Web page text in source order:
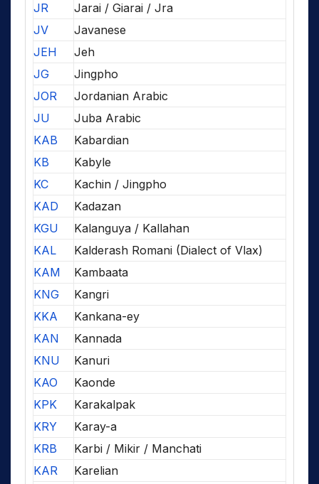
JR
Jarai / Giarai / Jra
JV
Javanese
JEH
Jeh
JG
Jingpho
JOR
Jordanian Arabic
JU
Juba Arabic
KAB
Kabardian
KB
Kabyle
KC
Kachin / Jingpho
KAD
Kadazan
KGU
Kalanguya / Kallahan
KAL
Kalderash Romani (Dialect of Vlax)
KAM
Kambaata
KNG
Kangri
KKA
Kankana-ey
KAN
Kannada
KNU
Kanuri
KAO
Kaonde
KPK
Karakalpak
KRY
Karay-a
KRB
Karbi / Mikir / Manchati
KAR
Karelian